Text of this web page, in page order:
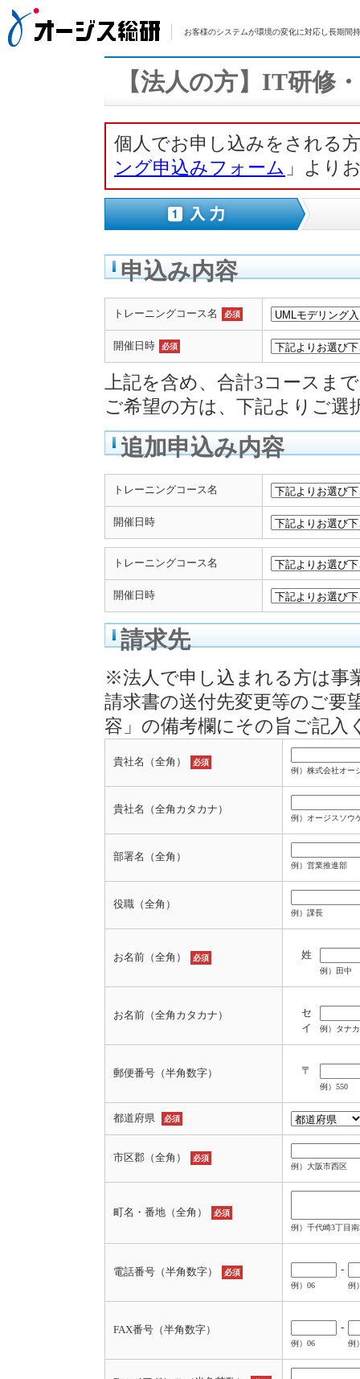
お客様のシステムが環境の変化に対応し長期間
【法人の方】IT研修
個人でお申し込みをされる
ング申込みフォーム 」より
申込み内容
トレーニングコース名 必須
開催日時 必須
上記を含め、合計3コースま
ご希望の方は、下記よりご選
追加申込み内容
トレーニングコース名
開催日時
トレーニングコース名
開催日時
請求先
※法人で申し込まれる方は事
請求書の送付先変更等のご要
容」の備考欄にその旨ご記入
貴社名（全角）
必須
例）株式会社オー
貴社名（全角カタカナ）
例）オージスソウ
部署名（全角）
例）営業推進部
役職（全角）
例）課長
お名前（全角） 必須 姓
例）田中
お名前（全角カタカナ）
セ
イ
例）タナカ
郵便番号（半角数字） 〒
例）550
都道府県 必須
市区郡（全角）
必須
例）大阪市西区
町名・番地（全角）
必須
例）千代崎3丁目
電話番号（半角数字）
必須
例）06
-
例
FAX番号（半角数字）
例）06
-
例